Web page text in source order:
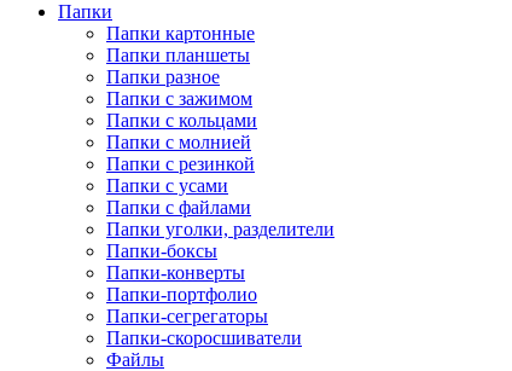
Папки
Папки картонные
Папки планшеты
Папки разное
Папки с зажимом
Папки с кольцами
Папки с молнией
Папки с резинкой
Папки с усами
Папки с файлами
Папки уголки, разделители
Папки-боксы
Папки-конверты
Папки-портфолио
Папки-сегрегаторы
Папки-скоросшиватели
Файлы